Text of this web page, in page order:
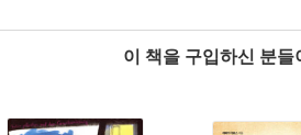
이 책을 구입하신 분